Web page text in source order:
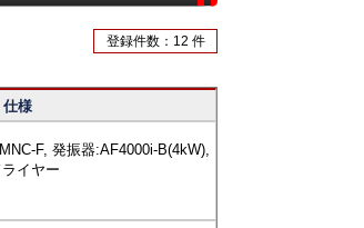
登録件数：12 件
仕様
F, 発振器:AF4000i-B(4kW),
イヤー